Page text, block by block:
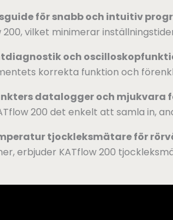
för snabb och intuitiv
vilket minimerar
och
korrekta funktion och
datalogger och
200 det enkelt att samla in,
tjockleksmätare för
erbjuder KATflow 200